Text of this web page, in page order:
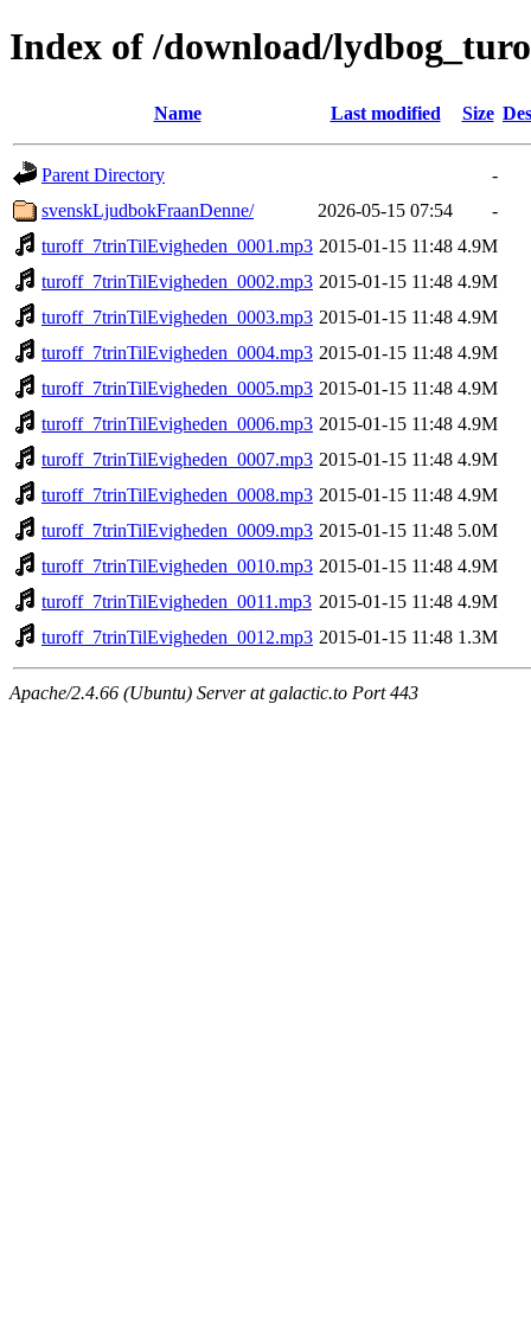
Index of /download/
Name Last modified Size
Parent Directory
-
svenskLjudbokFraanDenne/
2026-05-15 07:54
-
turoff_7trinTilEvigheden_0001.mp3 2015-01-15 11:48 4.9M
turoff_7trinTilEvigheden_0002.mp3 2015-01-15 11:48 4.9M
turoff_7trinTilEvigheden_0003.mp3 2015-01-15 11:48 4.9M
turoff_7trinTilEvigheden_0004.mp3 2015-01-15 11:48 4.9M
turoff_7trinTilEvigheden_0005.mp3 2015-01-15 11:48 4.9M
turoff_7trinTilEvigheden_0006.mp3 2015-01-15 11:48 4.9M
turoff_7trinTilEvigheden_0007.mp3 2015-01-15 11:48 4.9M
turoff_7trinTilEvigheden_0008.mp3 2015-01-15 11:48 4.9M
turoff_7trinTilEvigheden_0009.mp3 2015-01-15 11:48 5.0M
turoff_7trinTilEvigheden_0010.mp3 2015-01-15 11:48 4.9M
turoff_7trinTilEvigheden_0011.mp3 2015-01-15 11:48 4.9M
turoff_7trinTilEvigheden_0012.mp3 2015-01-15 11:48 1.3M
Apache/2.4.66 (Ubuntu) Server at galactic.to Port 443